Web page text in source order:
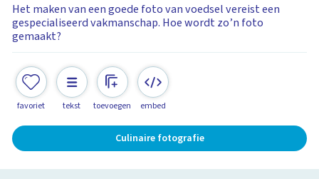
Het maken van een goede foto van voedsel vereist een
gespecialiseerd vakmanschap. Hoe wordt zo’n foto
gemaakt?
favoriet tekst toevoegen embed
Culinaire fotografie